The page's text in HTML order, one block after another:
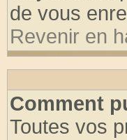
de vous
Revenir en
Comment
Toutes vos